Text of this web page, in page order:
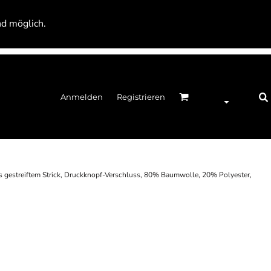
möglich.
Anmelden Registrieren
Strick, Druckknopf-Verschluss, 80% Baumwolle, 20% Polyester,